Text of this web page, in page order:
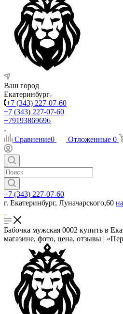
Ваш город
Екатеринбург
+7 (343) 227-07-60
+7 (343) 227-07-60
+79193869696
Сравнение0 Отложенные 0
+7 (343) 227-07-60
г. Екатеринбург, Луначарского,60
Бабочка мужская 0002 купить в
магазине, фото, цена, отзывы |